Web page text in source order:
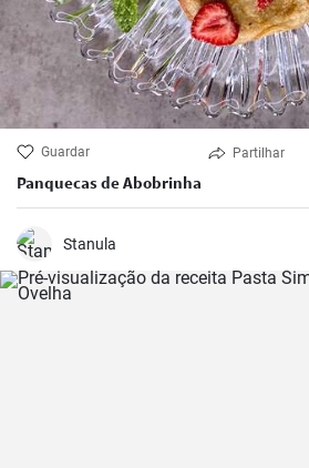
Guardar Partilhar
Panquecas de Abobrinha
Stanula